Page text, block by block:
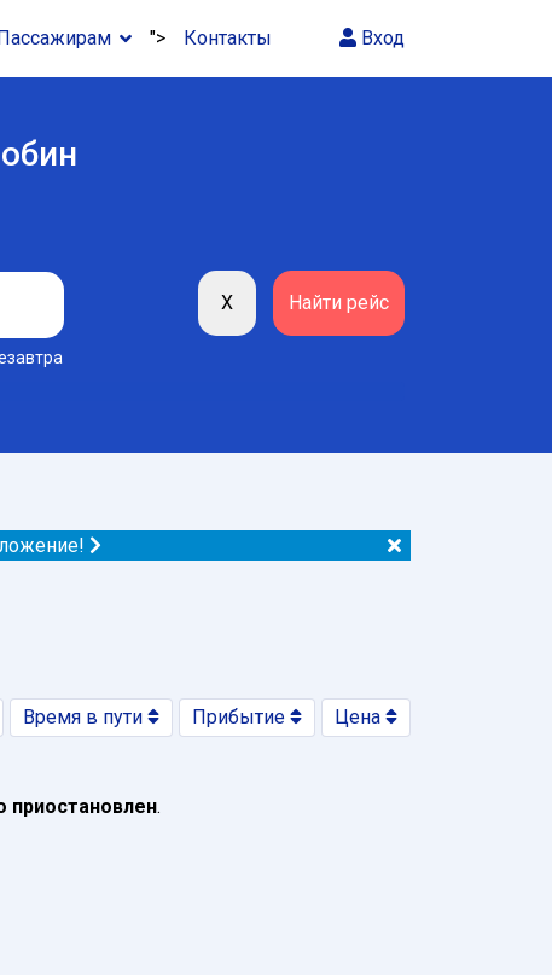
Вход
"> Контакты
Время в пути Прибытие Цена
приостановлен.